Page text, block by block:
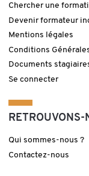
Chercher une
Devenir formateur
Mentions légales
Conditions
Documents
Se connecter
RETROUVONS-
Qui sommes-nous ?
Contactez-nous